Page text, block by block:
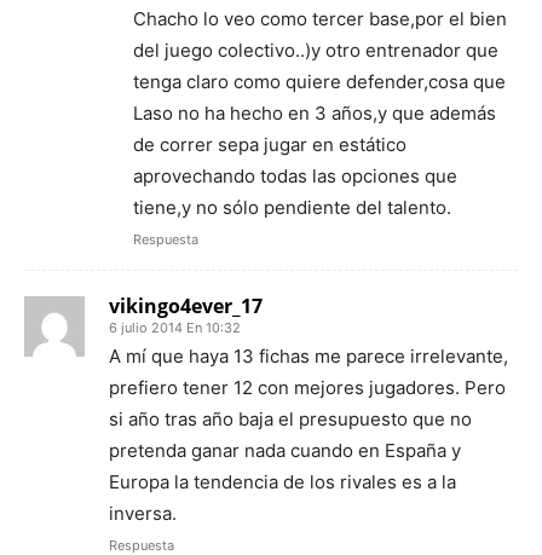
Chacho lo veo como tercer base,por el bien
del juego colectivo..)y otro entrenador que
tenga claro como quiere defender,cosa que
Laso no ha hecho en 3 años,y que además
de correr sepa jugar en estático
aprovechando todas las opciones que
tiene,y no sólo pendiente del talento.
Respuesta
vikingo4ever_17
6 julio 2014 En 10:32
A mí que haya 13 fichas me parece irrelevante,
prefiero tener 12 con mejores jugadores. Pero
si año tras año baja el presupuesto que no
pretenda ganar nada cuando en España y
Europa la tendencia de los rivales es a la
inversa.
Respuesta